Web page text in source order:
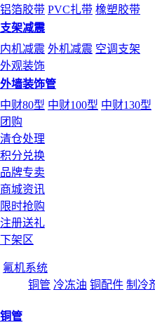
铝箔胶带 PVC扎带 橡塑胶带
支架减震
内机减震 外机减震 空调支架
外观装饰
外墙装饰管
中财80型 中财100型 中财130型
团购
清仓处理
积分兑换
品牌专卖
商城资讯
限时抢购
注册送礼
下架区
氟机系统
铜管 冷冻油 铜配件 制冷
铜管